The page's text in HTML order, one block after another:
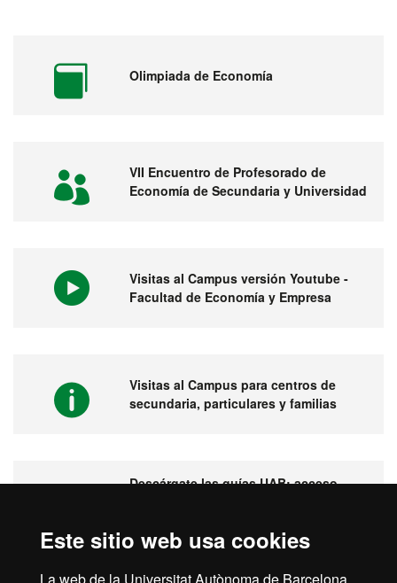
Este sitio web usa cookies
Olimpiada de Economía
VII Encuentro de Profesorado de
Economía de Secundaria y Universidad
Visitas al Campus versión Youtube -
Facultad de Economía y Empresa
Visitas al Campus para centros de
secundaria, particulares y familias
Descárgate las guías UAB: acceso,